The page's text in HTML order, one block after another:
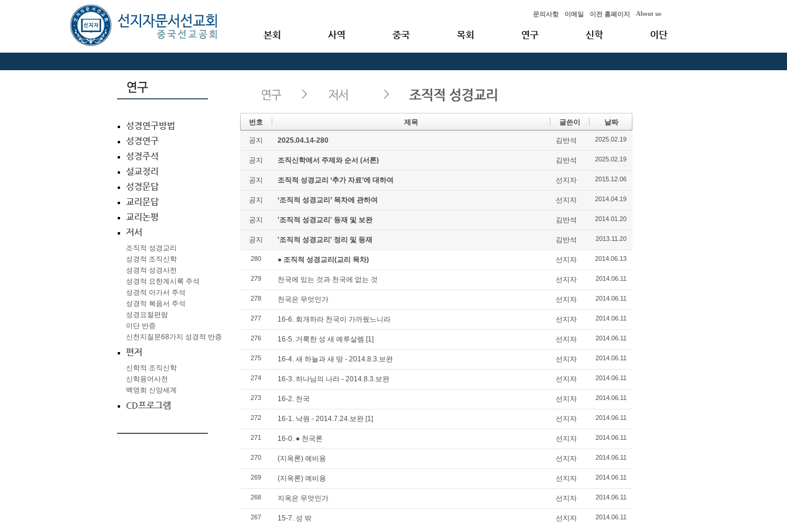
문의사항 이메일 이전 홈페이지 About us
본회 사역 중국 목회 연구 신학 이단
번호 제목 글쓴이 날짜
공지 2025.04.14-280 김반석 2025.02.19
공지 조직신학에서 주제와 순서 (서론) 김반석 2025.02.19
공지 조직적 성경교리 ‘추가 자료’에 대하여 선지자 2015.12.06
공지 ‘조직적 성경교리’ 목차에 관하여 선지자 2014.04.19
공지 '조직적 성경교리' 등재 및 보완 김반석 2014.01.20
공지 '조직적 성경교리' 정리 및 등재 김반석 2013.11.20
280 ● 조직적 성경교리(교리 목차) 선지자 2014.06.13
279 천국에 있는 것과 천국에 없는 것 선지자 2014.06.11
278 천국은 무엇인가 선지자 2014.06.11
277 16-6. 회개하라 천국이 가까웠느니라 선지자 2014.06.11
276 16-5. 거룩한 성 새 예루살렘 [1] 선지자 2014.06.11
275 16-4. 새 하늘과 새 땅 - 2014.8.3.보완 선지자 2014.06.11
274 16-3. 하나님의 나라 - 2014.8.3.보완 선지자 2014.06.11
273 16-2. 천국 선지자 2014.06.11
272 16-1. 낙원 - 2014.7.24.보완 [1] 선지자 2014.06.11
271 16-0. ● 천국론 선지자 2014.06.11
270 (지옥론) 예비용 선지자 2014.06.11
269 (지옥론) 예비용 선지자 2014.06.11
268 지옥은 무엇인가 선지자 2014.06.11
267 15-7. 성 밖 선지자 2014.06.11
성경연구방법
성경연구
성경주석
설교정리
성경문답
교리문답
교리논평
저서
조직적 성경교리
성경적 조직신학
성경적 성경사전
성경적 요한계시록 주석
성경적 아가서 주석
성경적 복음서 주석
성경요절편람
이단 반증
신천지질문68가지 성경적 반증
편저
신학적 조직신학
신학용어사전
백영희 신앙세계
CD프로그램